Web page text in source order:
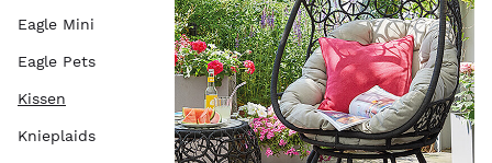
Eagle Mini
Eagle Pets
Kissen
Knieplaids